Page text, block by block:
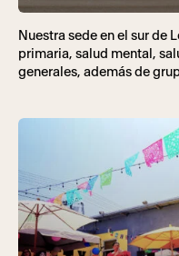
Nuestra sede en el sur de
primaria, salud mental,
generales, además de